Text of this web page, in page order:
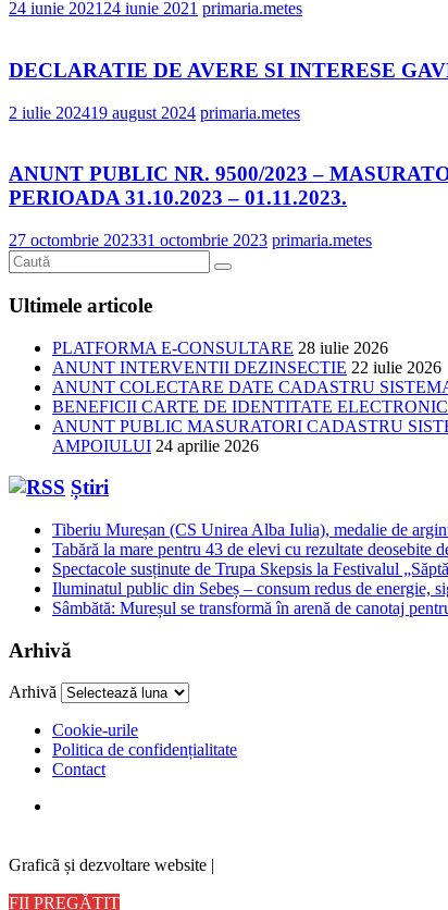
24 iunie 2021 24 iunie 2021 primaria.metes
DECLARATIE DE AVERE SI INTERESE
2 iulie 202419 august 2024 primaria.metes
ANUNT PUBLIC NR. 9500/2023 –
PERIOADA 31.10.2023 – 01.11.2023.
27 octombrie 202331 octombrie 2023 primaria.metes
Ultimele articole
PLATFORMA E-CONSULTARE 28 iulie 2026
ANUNT INTERVENTII DEZINSECTIE 22 iulie 2026
ANUNT COLECTARE DATE CADASTRU
BENEFICII CARTE DE IDENTITATE
ANUNT PUBLIC MASURATORI CADASTRU
AMPOIULUI 24 aprilie 2026
Știri
Tiberiu Mureșan (CS Unirea Alba Iulia), medalie de
Tabără la mare pentru 43 de elevi cu rezultate
Spectacole susținute de Trupa Skepsis la Festivalul
Iluminatul public din Sebeș – consum redus de energie,
Sâmbătă: Mureșul se transformă în arenă de canotaj
Arhivă
Arhivă
Cookie-urile
Politica de confidențialitate
Contact
Graficã și dezvoltare website |
FII PREGĂTIT